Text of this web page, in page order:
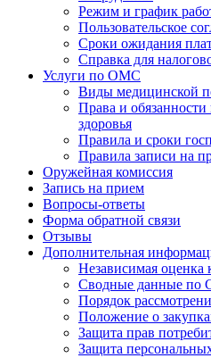
Режим и график
Пользовательское
Сроки ожидания
Справка для
Услуги по ОМС
Виды медицинской
Права и
здоровья
Правила и сроки
Правила записи на
Оружейная комиссия
Запись на прием
Вопросы-ответы
Форма обратной связи
Отзывы
Дополнительная
Независимая оценка
Сводные данные по
Порядок
Положение о
Защита прав
Защита